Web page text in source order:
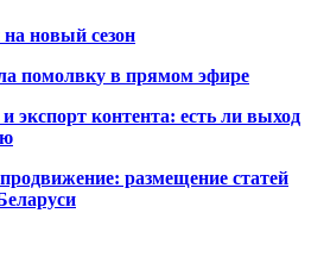
новый сезон
помолвку в прямом эфире
экспорт контента: есть ли выход
размещение статей